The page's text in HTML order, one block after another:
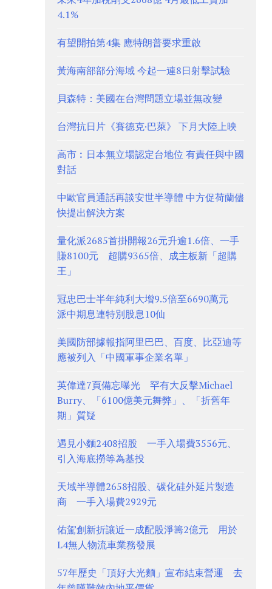
4.1%
有望開拍第4集 應特朗普要求重啟
黃海南部部分海域 今起一連8日射擊試驗
貝森特：美國在台灣問題立場並無改變
台灣抗日片《賽德克·巴萊》 下月大陸上映
高市︰日本無立場認定台地位 有責任與中國
對話
中歐官員通話再談安世半導體 中方促荷蘭儘
快提出解決方案
量化派2685首掛開報26元升逾1.6倍、一手
賺8100元 超購9365倍、成主板新「超購
王」
冠忠巴士半年純利大增9.5倍至6690萬元
派中期息連特別股息10仙
美國防部據報指阿里巴巴、百度、比亞迪等
應被列入「中國軍事企業名單」
英偉達7頁備忘曝光 罕有大反擊Michael
Burry、「6100億美元舞弊」、「折舊年
期」質疑
遇見小麵2408招股 一手入場費3556元、
引入海底撈等為基投
天域半導體2658招股、碳化硅外延片製造
商 一手入場費2929元
佑駕創新折讓近一成配股淨籌2億元 用於
L4無人物流車業務發展
57年歷史「頂好大光麵」宣布結束營運 去